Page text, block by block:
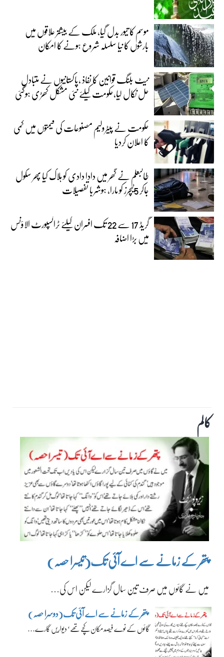
موسم کا تیور بدل گیا، ملک کے بیشتر علاقوں میں
بارشوں کا نیا سلسلہ شروع ہونے کا امکان
نیٹ بلنگ قوانین کا نفاذ ،پاکستانیوں نے متبادل
حل نکال لیا،حکومت کیلئے نئی مشکل کھڑی ہوگئی
حکومت نے پیٹرولیم مصنوعات کی قیمتوں میں کمی
کا اعلان کردیا
طالبعلم نے گھر میں دادا دادی کو ہلاک کیا پھر سکول
جاکر 5ٹیچرز کو مارا، ہوشربا تفصیلات
گریڈ 17 سے 22 تک افسران کیلئے ٹرانسپورٹ الاؤنس
میں بڑا اضافہ
کالم
پتھر کے زمانے سے اے آئی تک(تیسرا حصہ)
میں نے گائوں میں صرف تین سال گزارے لیکن اس کی…
پتھر کے زمانے سے اے آئی تک(دوسرا حصہ)
گائوں کے نوے فیصد مکان کچے تھے‘ دیواریں گارے…